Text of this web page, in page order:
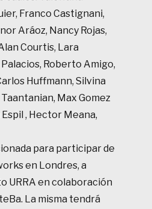
Franco Castignani,
Aráoz, Nancy Rojas,
Courtis, Lara
Roberto Amigo,
Huffmann, Silvina
Max Gomez
, Hector Meana,
para participar de
en Londres, a
URRA en colaboración
La misma tendrá